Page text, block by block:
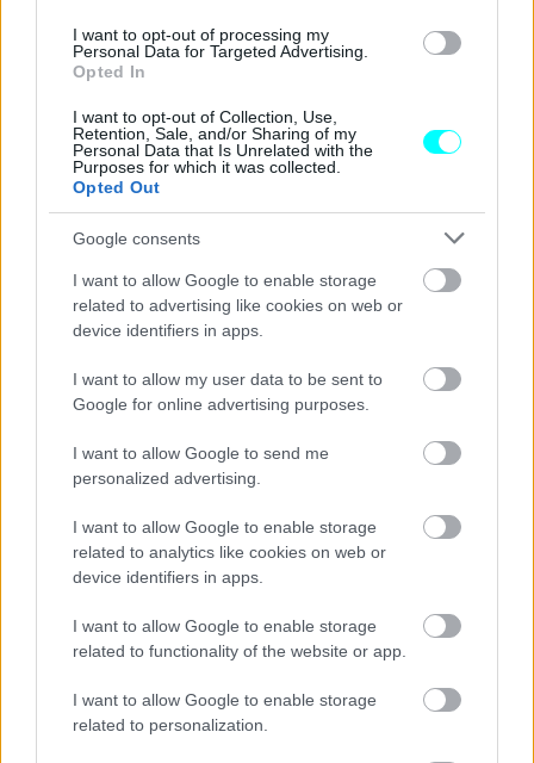
I want to opt-out of processing my
Personal Data for Targeted Advertising.
Opted In
I want to opt-out of Collection, Use,
Retention, Sale, and/or Sharing of my
Personal Data that Is Unrelated with the
Purposes for which it was collected.
Opted Out
Google consents
I want to allow Google to enable storage
related to advertising like cookies on web or
device identifiers in apps.
I want to allow my user data to be sent to
Google for online advertising purposes.
I want to allow Google to send me
personalized advertising.
I want to allow Google to enable storage
related to analytics like cookies on web or
device identifiers in apps.
I want to allow Google to enable storage
related to functionality of the website or app.
I want to allow Google to enable storage
related to personalization.